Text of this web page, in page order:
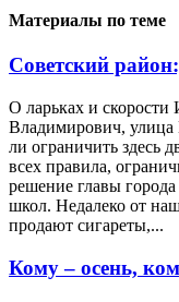
Материалы по теме
Советский
О ларьках и
Владимирович, улица
ли ограничить здесь
всех правила,
решение главы
школ. Недалеко от
продают сигареты,...
Кому – осень,